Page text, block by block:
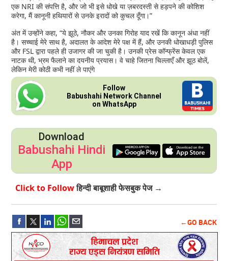
एक NRI की संपत्ति है, और जो भी इसे धोखे या ज़बरदस्ती से हड़पने की कोशिश
करेगा, मैं कानूनी हथियारों से उनके इरादों को कुचल दूँगा।”
अंत में उन्होंने कहा, “ये झूठे, नौकर और उनका गिरोह याद रखें कि कानून अंधा नहीं
है। सच्चाई मेरे साथ है, अदालत के आदेश मेरे पक्ष में हैं, और उनकी धोखाधड़ी पुलिस
और FSL द्वारा पहले ही उजागर की जा चुकी है। उनकी प्रेस कॉन्फ्रेंस केवल एक
नाटक थी, भ्रम फैलाने का दयनीय प्रयास। वे चाहे जितना चिल्लाएँ और झूठ बोलें,
लेकिन मेरी कोठी कभी नहीं ले पाएंगे
Follow
Babushahi Network Channel
on WhatsApp
Download
Babushahi Hindi
App
Click to Followहिन्दी बाबूशाही फेसबुक पेज →
←GO BACK